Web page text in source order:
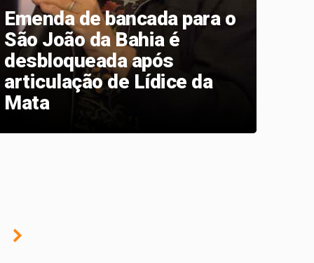
Emenda de bancada para o
São João da Bahia é
desbloqueada após
articulação de Lídice da
Mata